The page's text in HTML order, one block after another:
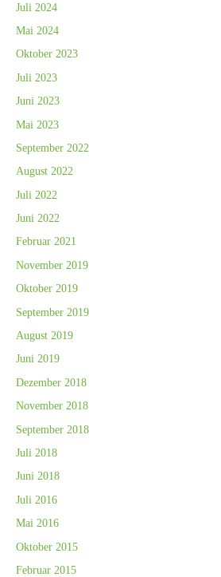
Juli 2024
Mai 2024
Oktober 2023
Juli 2023
Juni 2023
Mai 2023
September 2022
August 2022
Juli 2022
Juni 2022
Februar 2021
November 2019
Oktober 2019
September 2019
August 2019
Juni 2019
Dezember 2018
November 2018
September 2018
Juli 2018
Juni 2018
Juli 2016
Mai 2016
Oktober 2015
Februar 2015